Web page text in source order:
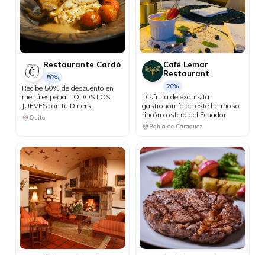
Restaurante Cardó
50%
Recibe 50% de descuento en
menú especial TODOS LOS
JUEVES con tu Diners.
Quito
Café Lemar
Restaurant
20%
Disfruta de exquisita
gastronomía de este hermoso
rincón costero del Ecuador.
Bahía de Cáraquez